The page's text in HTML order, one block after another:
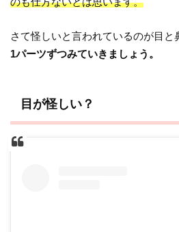
さて怪しいと言われているのが目と
1パーツずつみていきましょう。
目が怪しい？